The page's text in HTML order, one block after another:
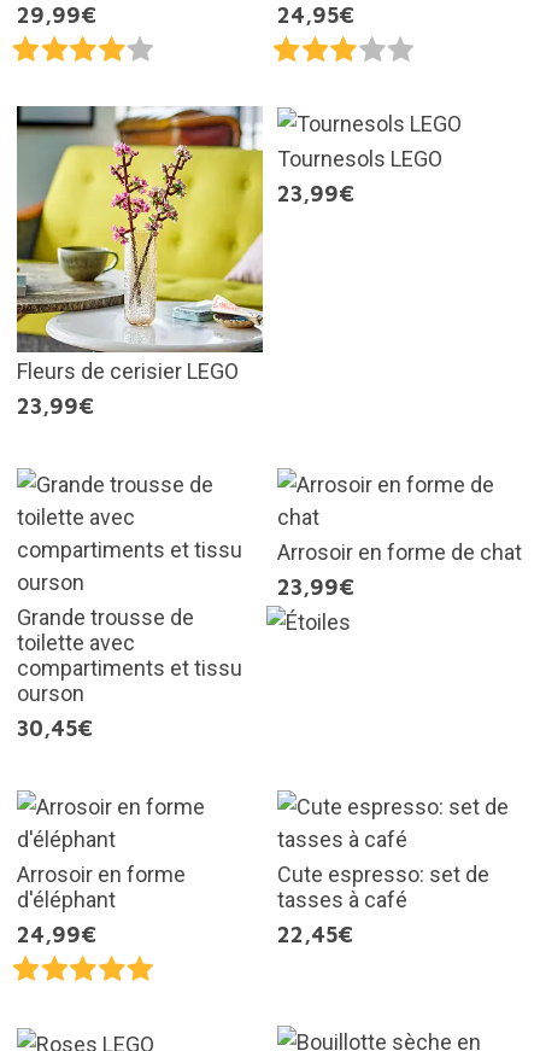
29,99€
24,95€
Fleurs de cerisier LEGO
23,99€
Tournesols LEGO
23,99€
Grande trousse de
toilette avec
compartiments et tissu
ourson
30,45€
Arrosoir en forme de chat
23,99€
Arrosoir en forme
d'éléphant
24,99€
Cute espresso: set de
tasses à café
22,45€